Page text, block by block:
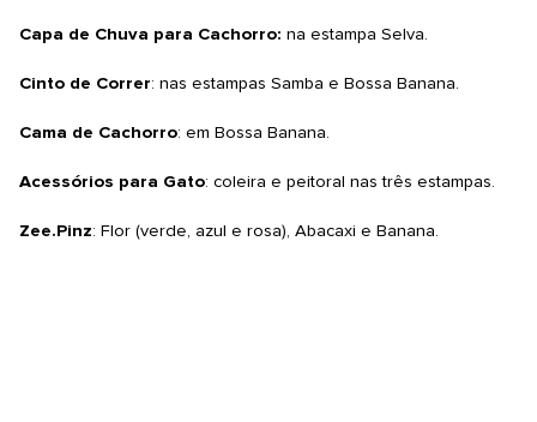
Capa de Chuva para Cachorro: na estampa Selva.
Cinto de Correr: nas estampas Samba e Bossa Banana.
Cama de Cachorro: em Bossa Banana.
Acessórios para Gato: coleira e peitoral nas três estampas.
Zee.Pinz: Flor (verde, azul e rosa), Abacaxi e Banana.